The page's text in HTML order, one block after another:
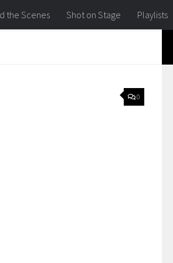
the Scenes Shot on Stage Playlists
0